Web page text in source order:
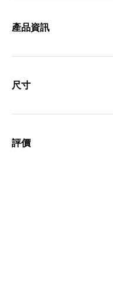
產品資訊
尺寸
評價